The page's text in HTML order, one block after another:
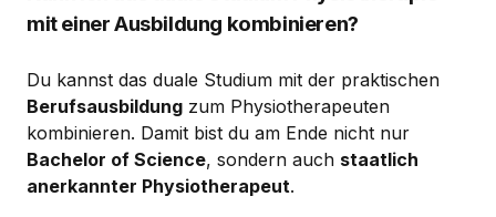
mit einer Ausbildung kombinieren?
Du kannst das duale Studium mit der praktischen
Berufsausbildung zum Physiotherapeuten
kombinieren. Damit bist du am Ende nicht nur
Bachelor of Science, sondern auch staatlich
anerkannter Physiotherapeut.